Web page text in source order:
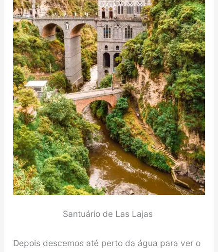
Santuário de Las Lajas
Depois descemos até perto da água para ver o